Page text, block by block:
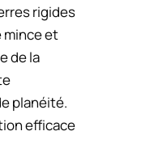
rigides
mince et
de la
planéité.
efficace